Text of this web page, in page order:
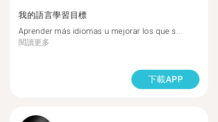
我的語言學習目標
Aprender más idiomas u mejorar los que s...
閱讀更多
下載APP